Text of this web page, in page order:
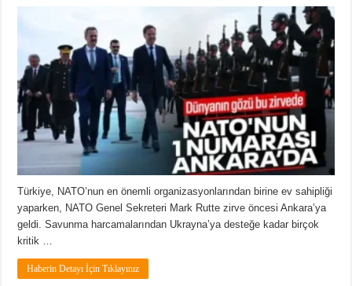
Türkiye, NATO’nun en önemli organizasyonlarından birine ev sahipliği
yaparken, NATO Genel Sekreteri Mark Rutte zirve öncesi Ankara’ya
geldi. Savunma harcamalarından Ukrayna’ya desteğe kadar birçok
kritik …
Haberin Detayı İçin Tıklayınız